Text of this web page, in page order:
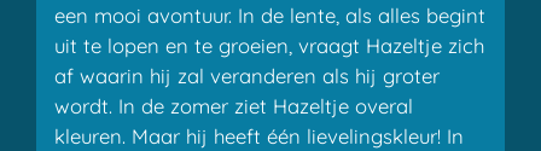
een mooi avontuur. In de lente, als alles begint
uit te lopen en te groeien, vraagt Hazeltje zich
af waarin hij zal veranderen als hij groter
wordt. In de zomer ziet Hazeltje overal
kleuren. Maar hij heeft één lievelingskleur! In